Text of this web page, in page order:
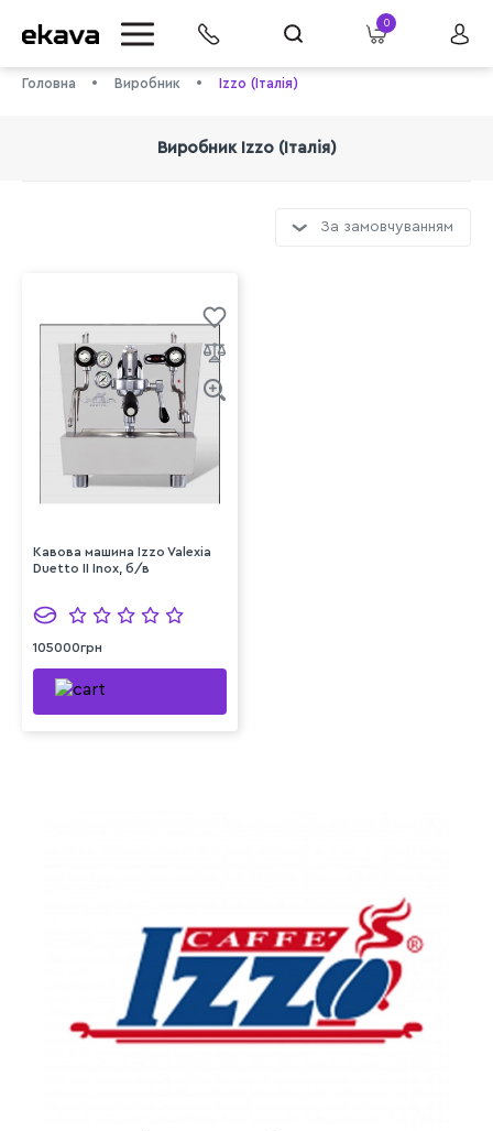
0
Головна Виробник Izzo (Італія)
Виробник Izzo (Італія)
За замовчуванням
Кавова машина Izzo Valexia
Duetto II Inox, б/в
105000грн